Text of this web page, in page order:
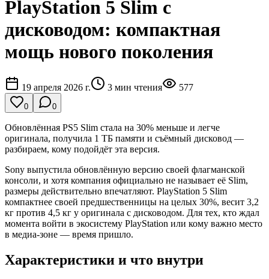
PlayStation 5 Slim с
дисководом: компактная
мощь нового поколения
19 апреля 2026 г. 3 мин чтения 577
0 0
Обновлённая PS5 Slim стала на 30% меньше и легче
оригинала, получила 1 ТБ памяти и съёмный дисковод —
разбираем, кому подойдёт эта версия.
Sony выпустила обновлённую версию своей флагманской
консоли, и хотя компания официально не называет её Slim,
размеры действительно впечатляют. PlayStation 5 Slim
компактнее своей предшественницы на целых 30%, весит 3,2
кг против 4,5 кг у оригинала с дисководом. Для тех, кто ждал
момента войти в экосистему PlayStation или кому важно место
в медиа-зоне — время пришло.
Характеристики и что внутри